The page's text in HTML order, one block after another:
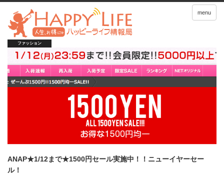
menu
ファッション
ANAP★1/12まで★1500円セール実施中！！ニューイヤーセー
ル！